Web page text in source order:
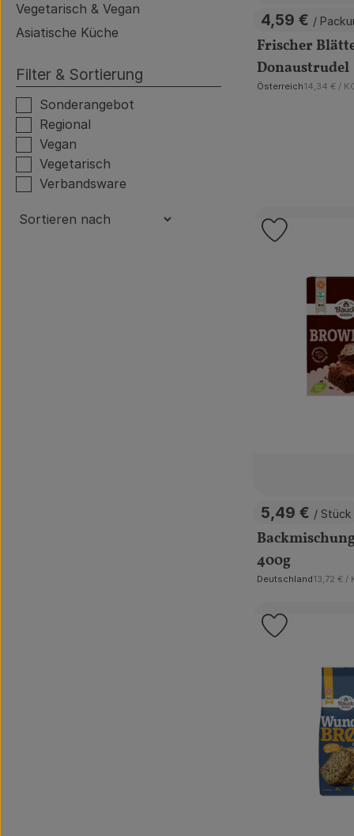
Vegetarisch & Vegan
Asiatische Küche
Filter & Sortierung
Sonderangebot
Regional
Vegan
Vegetarisch
Verbandsware
, Preis:
4,59 € /
Frischer
Donaustrudel
, Herkunft:
Österreich,14,34 € /
, Preis:
5,49 € / Stück
400g
, Herkunft:
Deutschland,13,72 € /
Produkt
Produkt